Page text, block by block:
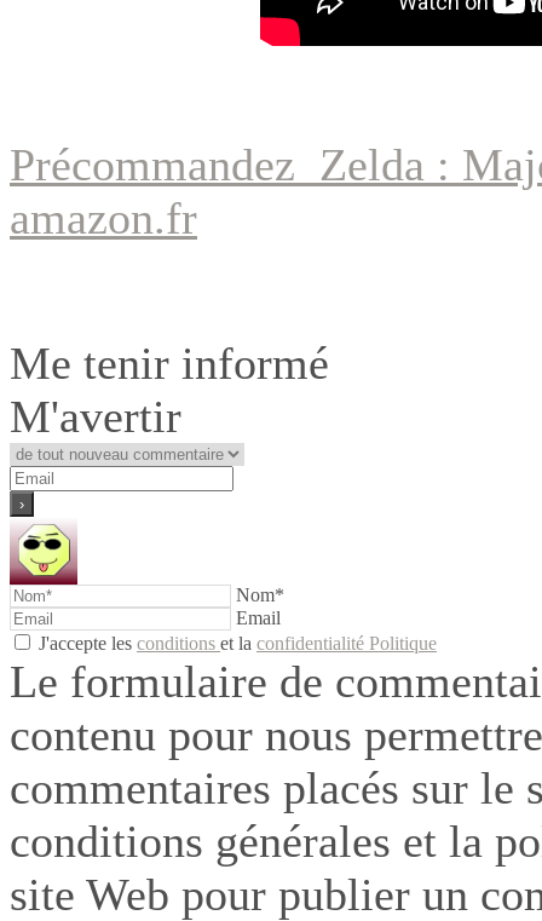
Précommandez Zelda :
amazon.fr
Me tenir informé
M'avertir
Nom*
Email
J'accepte les conditions et la confidentialité Politique
Le formulaire de
contenu pour nous
commentaires placés sur
conditions générales et la
site Web pour publier un